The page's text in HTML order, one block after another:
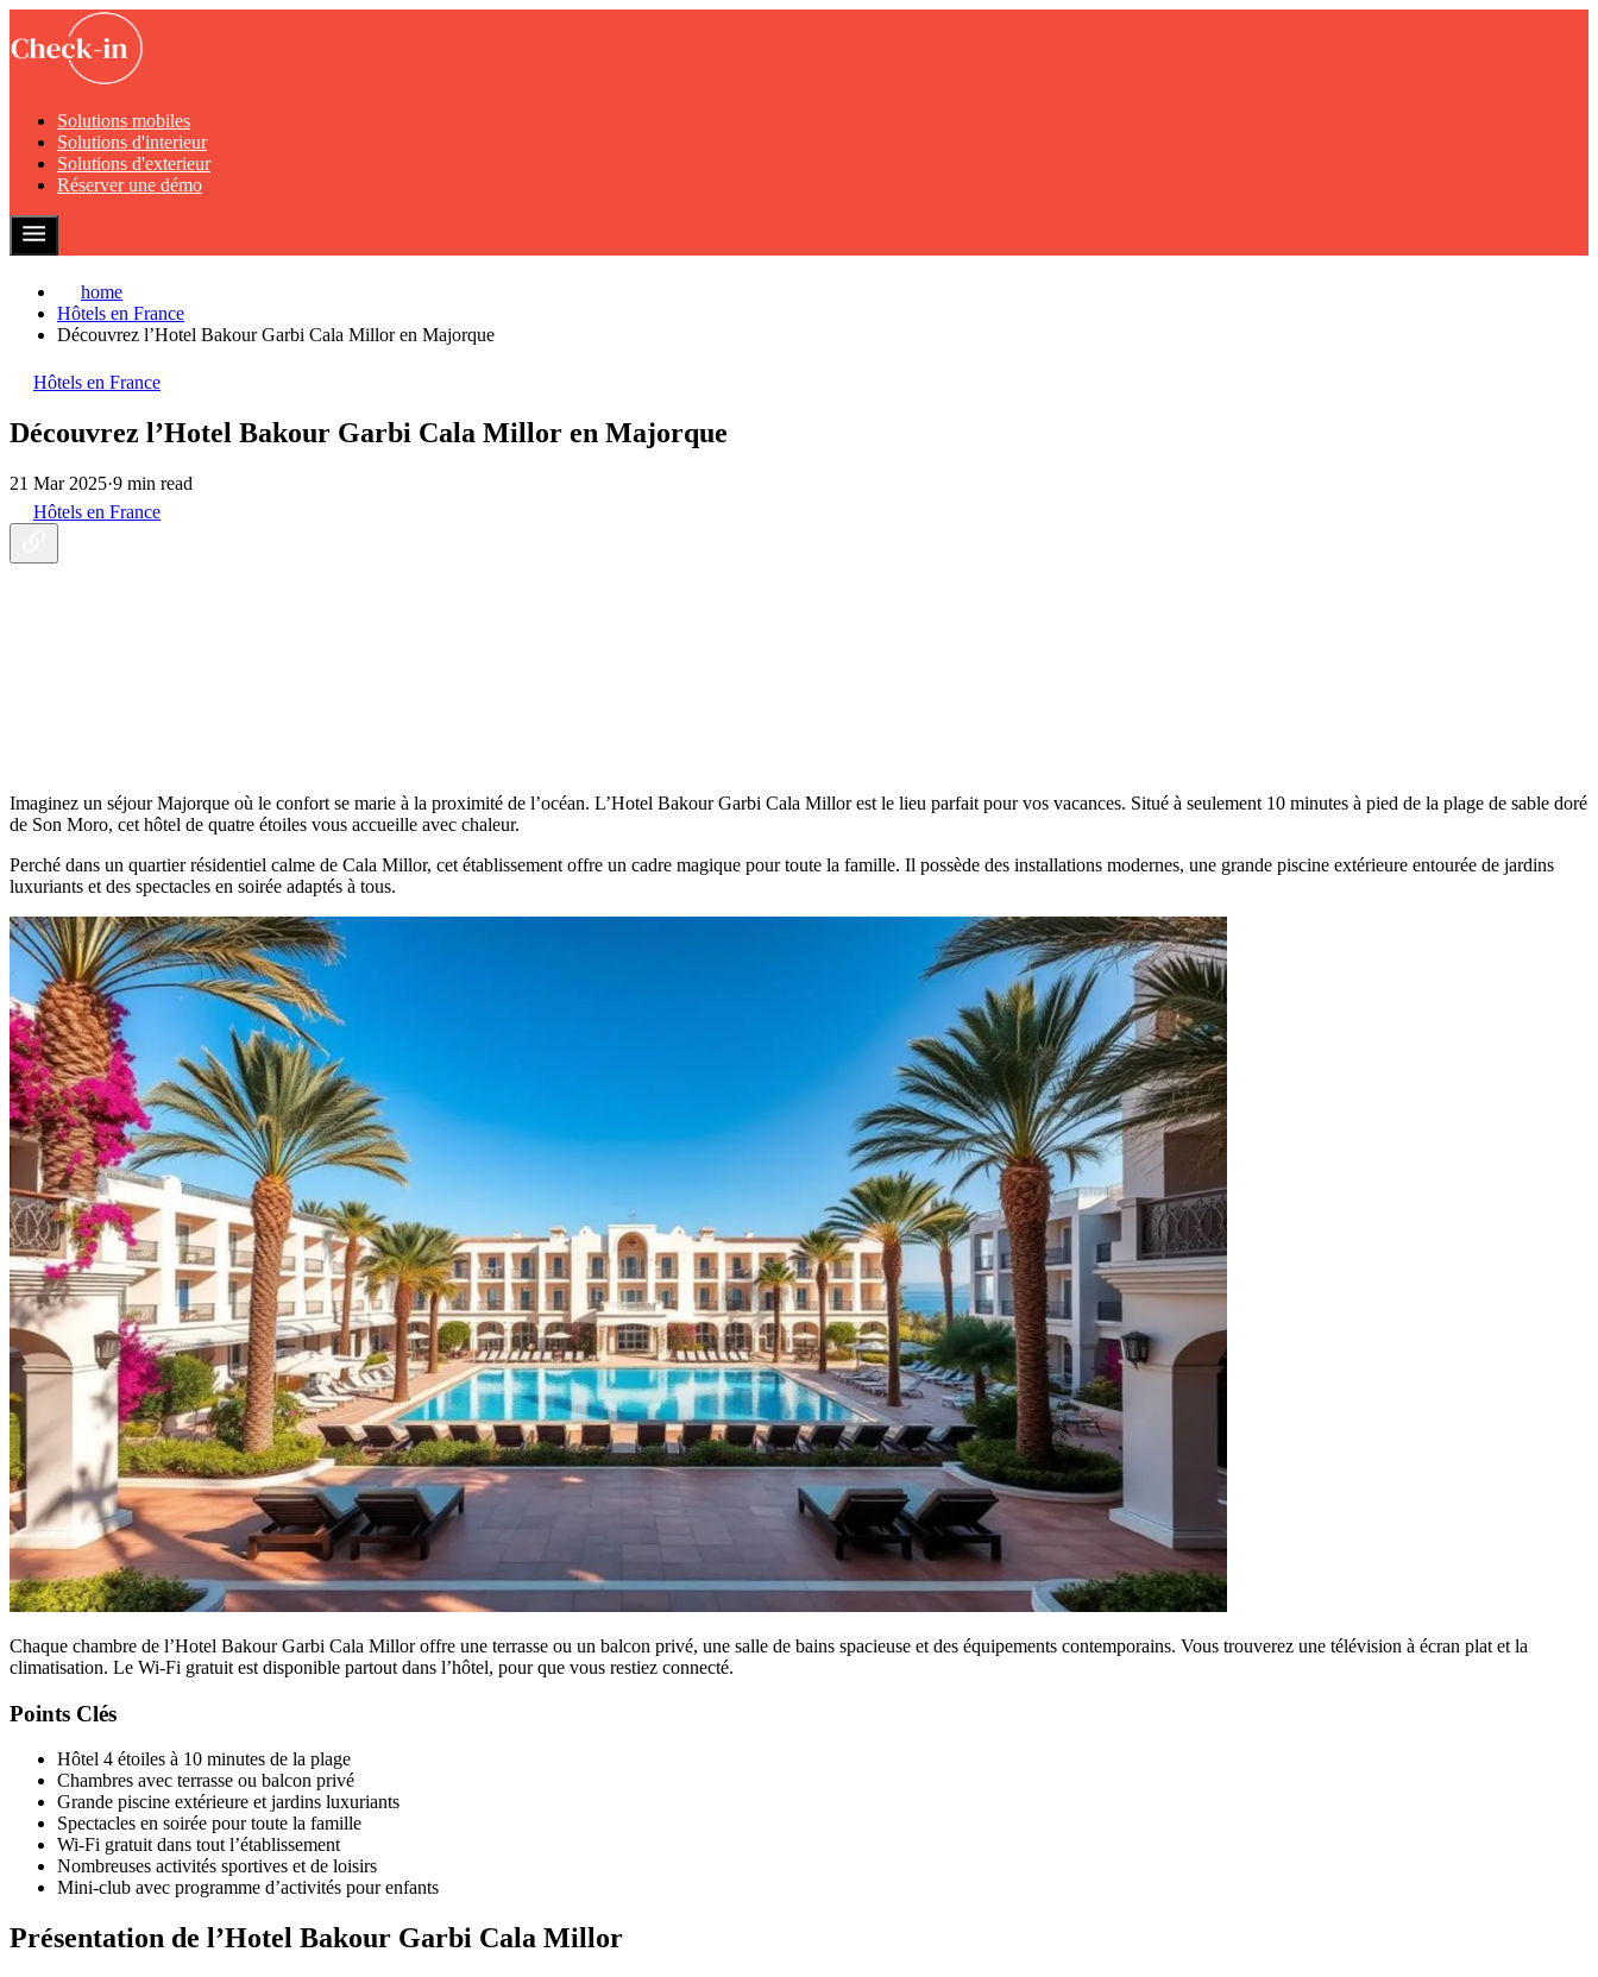
Solutions mobiles
Solutions d'interieur
Solutions d'exterieur
Réserver une démo
home
Hôtels en France
Découvrez l’Hotel Bakour Garbi Cala Millor en Majorque
Hôtels en France
Découvrez l’Hotel Bakour Garbi Cala Millor en Majorque
21 Mar 2025·9 min read
Hôtels en France
Imaginez un séjour Majorque où le confort se marie à la proximité de l’océan. L’Hotel Bakour Garbi Cala Millor est le lieu parfait pour vos vacances. Situé à seulement 10 minutes à pied de la plage de sable doré
de Son Moro, cet hôtel de quatre étoiles vous accueille avec chaleur.
Perché dans un quartier résidentiel calme de Cala Millor, cet établissement offre un cadre magique pour toute la famille. Il possède des installations modernes, une grande piscine extérieure entourée de jardins
luxuriants et des spectacles en soirée adaptés à tous.
Chaque chambre de l’Hotel Bakour Garbi Cala Millor offre une terrasse ou un balcon privé, une salle de bains spacieuse et des équipements contemporains. Vous trouverez une télévision à écran plat et la
climatisation. Le Wi-Fi gratuit est disponible partout dans l’hôtel, pour que vous restiez connecté.
Points Clés
Hôtel 4 étoiles à 10 minutes de la plage
Chambres avec terrasse ou balcon privé
Grande piscine extérieure et jardins luxuriants
Spectacles en soirée pour toute la famille
Wi-Fi gratuit dans tout l’établissement
Nombreuses activités sportives et de loisirs
Mini-club avec programme d’activités pour enfants
Présentation de l’Hotel Bakour Garbi Cala Millor